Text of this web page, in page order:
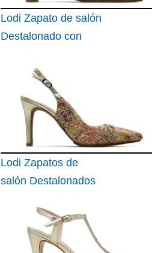
Lodi Zapato de salón
Destalonado con
Lodi Zapatos de
salón Destalonados
Materiales Textiles y